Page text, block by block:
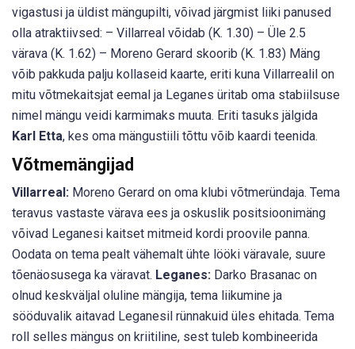
vigastusi ja üldist mängupilti, võivad järgmist liiki panused
olla atraktiivsed: – Villarreal võidab (K. 1.30) – Üle 2.5
värava (K. 1.62) – Moreno Gerard skoorib (K. 1.83) Mäng
võib pakkuda palju kollaseid kaarte, eriti kuna Villarrealil on
mitu võtmekaitsjat eemal ja Leganes üritab oma stabiilsuse
nimel mängu veidi karmimaks muuta. Eriti tasuks jälgida
Karl Etta, kes oma mängustiili tõttu võib kaardi teenida.
Võtmemängijad
Villarreal: Moreno Gerard on oma klubi võtmeründaja. Tema
teravus vastaste värava ees ja oskuslik positsioonimäng
võivad Leganesi kaitset mitmeid kordi proovile panna.
Oodata on tema pealt vähemalt ühte lööki väravale, suure
tõenäosusega ka väravat. Leganes: Darko Brasanac on
olnud keskväljal oluline mängija, tema liikumine ja
sööduvalik aitavad Leganesil rünnakuid üles ehitada. Tema
roll selles mängus on kriitiline, sest tuleb kombineerida